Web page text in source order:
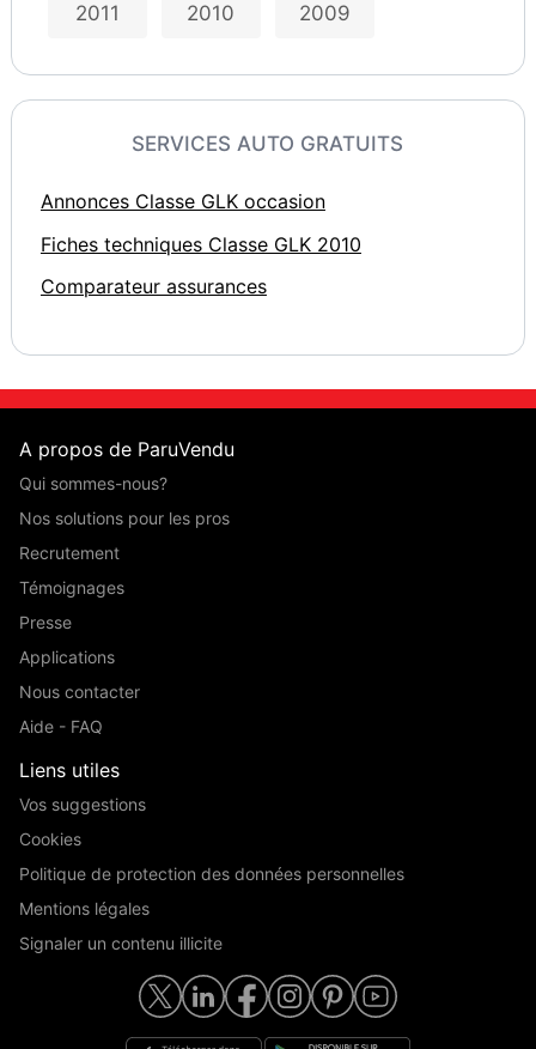
2011 2010 2009
SERVICES AUTO GRATUITS
Annonces Classe GLK occasion
Fiches techniques Classe GLK 2010
Comparateur assurances
A propos de ParuVendu
Qui sommes-nous?
Nos solutions pour les pros
Recrutement
Témoignages
Presse
Applications
Nous contacter
Aide - FAQ
Liens utiles
Vos suggestions
Cookies
Politique de protection des données personnelles
Mentions légales
Signaler un contenu illicite